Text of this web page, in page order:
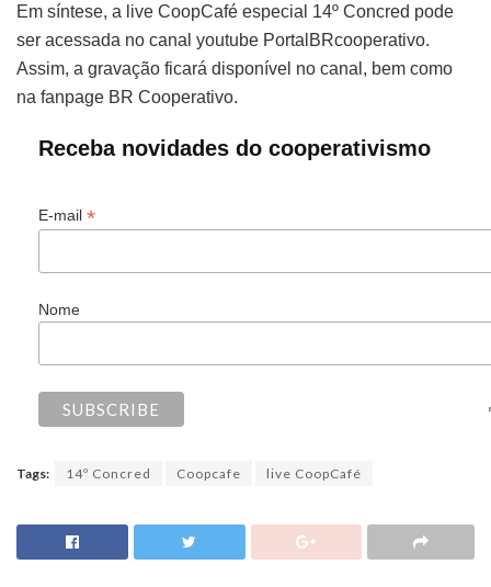
Em síntese, a live CoopCafé especial 14º Concred pode
ser acessada no canal youtube PortalBRcooperativo.
Assim, a gravação ficará disponível no canal, bem como
na fanpage BR Cooperativo.
Receba novidades do cooperativismo
E-mail *
Nome
Tags: 14º Concred Coopcafe live CoopCafé